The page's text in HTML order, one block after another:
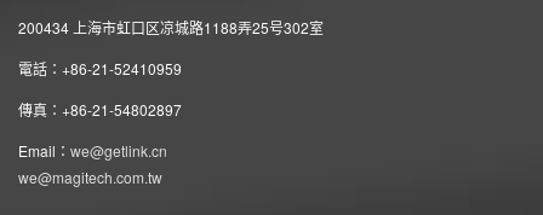
200434 上海市虹口区凉城路1188弄25号302室
電話：+86-21-52410959
傳真：+86-21-54802897
Email： we@getlink.cn
we@magitech.com.tw